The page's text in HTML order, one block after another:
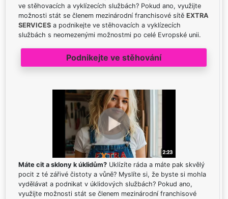
ve stěhovacích a vyklízecích službách? Pokud ano, využijte
možnosti stát se členem mezinárodní franchisové sítě EXTRA
SERVICES a podnikejte ve stěhovacích a vyklízecích
službách s neomezenými možnostmi po celé Evropské unii.
Podnikejte ve stěhování
Máte cit a sklony k úklidům? Uklízíte ráda a máte pak skvělý
pocit z té zářivé čistoty a vůně? Myslíte si, že byste si mohla
vydělávat a podnikat v úklidových službách? Pokud ano,
využijte možnosti stát se členem mezinárodní franchisové